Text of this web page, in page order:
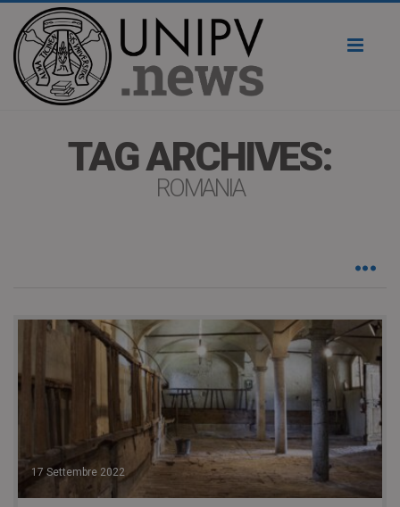
TAG ARCHIVES:
ROMANIA
17 Settembre 2022